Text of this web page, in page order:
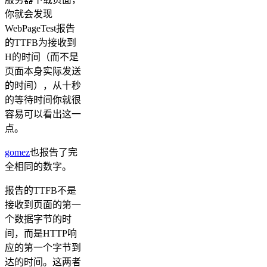
你就会发现
WebPageTest报告
的TTFB为接收到
H的时间（而不是
页面本身实际发送
的时间），从十秒
的等待时间你就很
容易可以看出这一
点。
gomez也报告了完
全相同的数字。
报告的TTFB不是
接收到页面的第一
个数据字节的时
间，而是HTTP响
应的第一个字节到
达的时间。这两者